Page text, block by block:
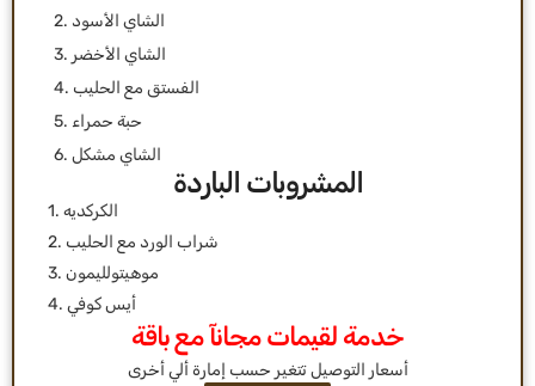
2. الشاي الأسود
3. الشاي الأخضر
4. الفستق مع الحليب
5. حبة حمراء
6. الشاي مشكل
المشروبات الباردة
1. الكركديه
2. شراب الورد مع الحليب
3. موهيتولليمون
4. أيس كوفي
خدمة لقيمات مجانآ مع باقة
أسعار التوصيل تتغير حسب إمارة ألي أخرى​